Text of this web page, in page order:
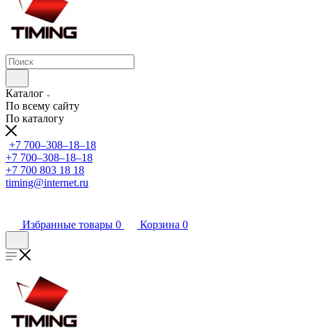
Каталог
По всему сайту
По каталогу
+7 700‒308‒18‒18
+7 700‒308‒18‒18
+7 700 803 18 18
timing@internet.ru
Избранные товары 0 Корзина 0